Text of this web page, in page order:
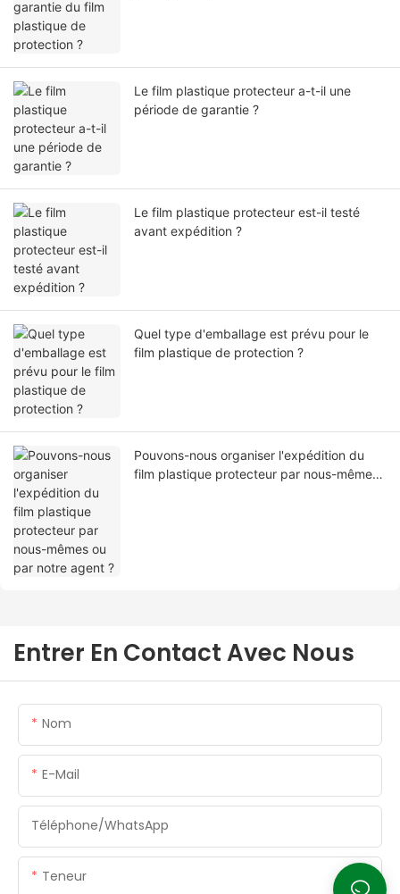
Le film plastique protecteur a-t-il une
période de garantie ?
Le film plastique protecteur est-il testé
avant expédition ?
Quel type d'emballage est prévu pour le
film plastique de protection ?
Pouvons-nous organiser l'expédition du
film plastique protecteur par nous-mêmes
Entrer En Contact Avec Nous
Nom
E-Mail
Téléphone/WhatsApp
Teneur